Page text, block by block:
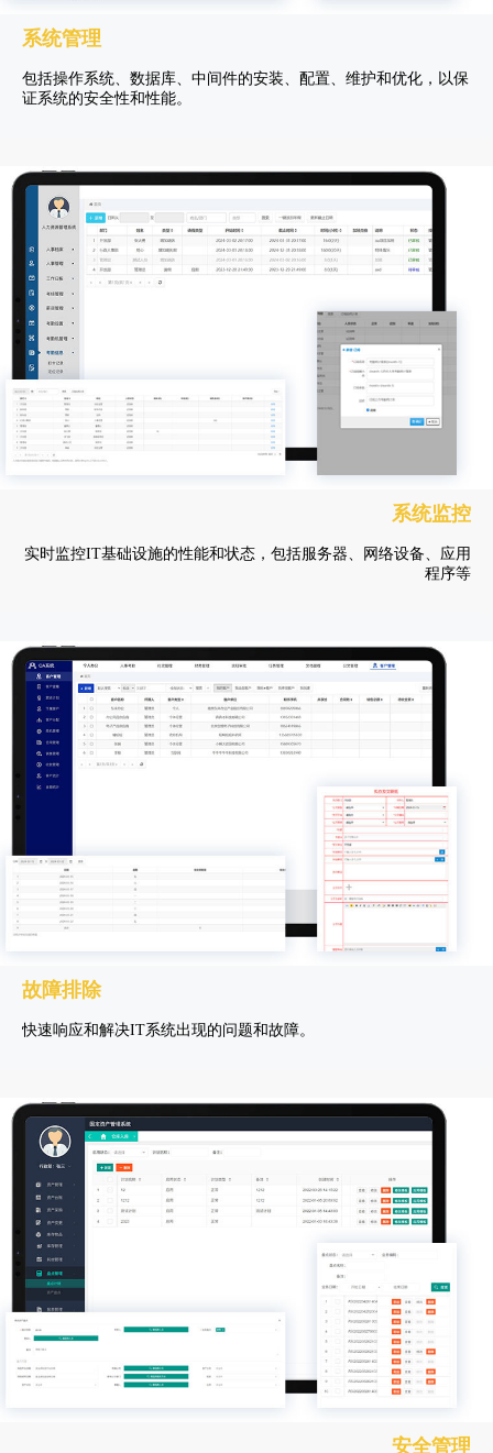
系统管理
包括操作系统、数据库、中间件的安装、配置、维护和优化，以保
证系统的安全性和性能。
系统监控
实时监控IT基础设施的性能和状态，包括服务器、网络设备、应用
程序等
故障排除
快速响应和解决IT系统出现的问题和故障。
安全管理